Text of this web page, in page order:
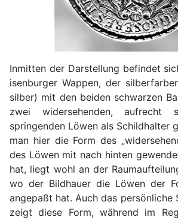
Inmitten der Darstellung befindet
isenburger Wappen, der
silber) mit den beiden schwarzen
zwei widersehenden, aufrecht
springenden Löwen als Schildhalter
man hier die Form des
des Löwen mit nach hinten
hat, liegt wohl an der
wo der Bildhauer die Löwen der
angepaßt hat. Auch das persönliche
zeigt diese Form, während im